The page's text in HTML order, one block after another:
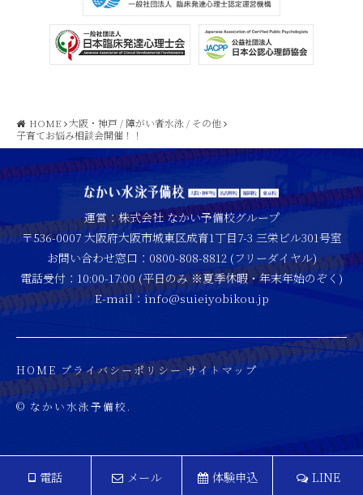
HOME 大阪・神戸 /障がい者水泳 / その他
子育てお悩み相談会開催！！
運営：株式会社 なかい予備校グループ
〒536-0007 大阪府大阪市城東区成育1丁目7-3 三栄ビル301号室
お問い合わせ窓口：0800-808-8812 (フリーダイヤル)
電話受付：10:00-17:00 (平日のみ ※夏季休暇・年末年始のぞく)
E-mail：info@suieiyobikou.jp
HOME プライバシーポリシー サイトマップ
© なかい水泳予備校.
電話 メール 体験申込 LINE